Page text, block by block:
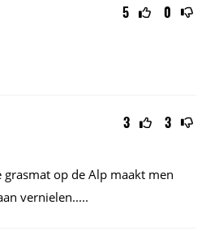
5 0
3 3
op de Alp maakt men
vernielen.....